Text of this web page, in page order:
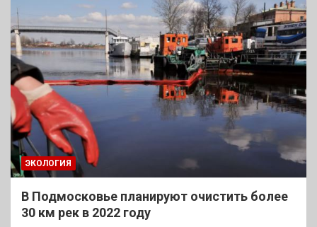
ЭКОЛОГИЯ
В Подмосковье планируют очистить более
30 км рек в 2022 году